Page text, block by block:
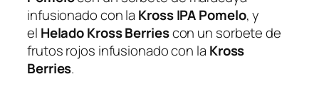
infusionado con la Kross IPA Pomelo, y
el Helado Kross Berriescon un sorbete de
frutos rojos infusionado con la Kross
Berries.